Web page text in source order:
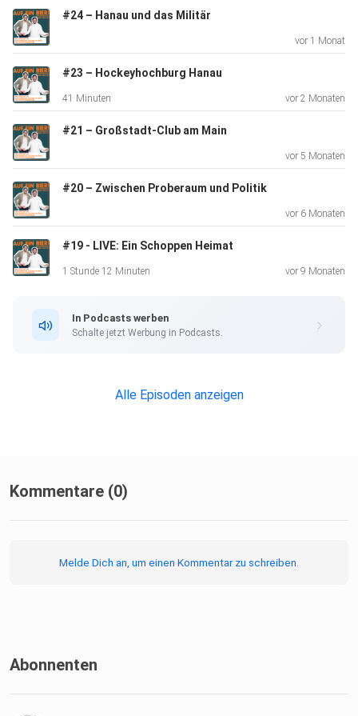
Dann wird’s politisch und ziemlich grundsätzlich: Hanau
streitet
um den Zensus, um Transparenz und um die ganz
praktische Frage,
was passiert, wenn Statistiken „Einwohner wegzählen“, die
Kitas sehr real frühstücken und betreut werden – und auf
Plätze
diskutieren
die drei, was belastbare Zahlen für eine Stadt bedeuten.
Außerdem erzählt Oberbürgermeister Claus Kaminsky vom
wurde.
#24 – Hanau und das Militär
vor 1 Monat
#23 – Hockeyhochburg Hanau
41 Minuten vor 2 Monaten
#21 – Großstadt-Club am Main
vor 5 Monaten
#20 – Zwischen Proberaum und Politik
vor 6 Monaten
#19 - LIVE: Ein Schoppen Heimat
1 Stunde 12 Minuten vor 9 Monaten
In Podcasts werben
Schalte jetzt Werbung in Podcasts.
Alle Episoden anzeigen
Kommentare (0)
Melde Dich an, um einen Kommentar zu schreiben.
Abonnenten